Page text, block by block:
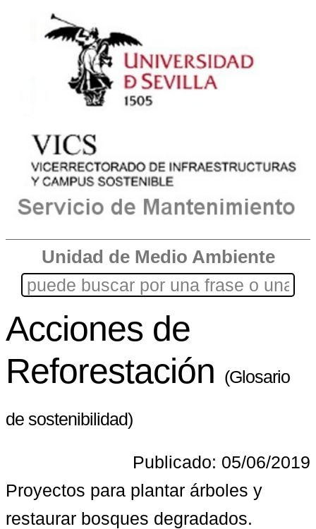
Unidad de Medio Ambiente
Acciones de
Reforestación (Glosario
de sostenibilidad)
Publicado: 05/06/2019
Proyectos para plantar árboles y
restaurar bosques degradados.